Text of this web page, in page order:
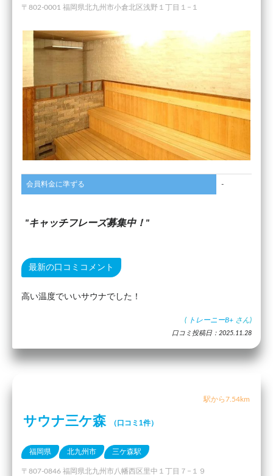
〒802-0001 福岡県北九州市小倉北区浅野１丁目１−１
会員料金に準ずる -
キャッチフレーズ募集中！
最新の口コミコメント
高い温度でいいサウナでした！
( トレーニーB+ さん)
口コミ投稿日：2025.11.28
駅から7.54km
サウナ三ケ森 （口コミ1件）
福岡県 北九州市 三ケ森駅
〒807-0846 福岡県北九州市八幡西区里中１丁目７−１９